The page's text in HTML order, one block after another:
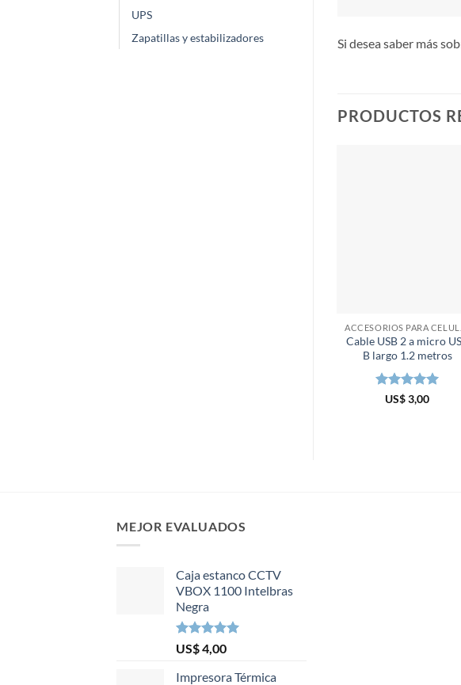
UPS
Zapatillas y estabilizadores
Si desea saber más
PRODUCTOS
Cable USB 2 a micro
B largo 1.2 metros
Valorado en
US$3,00
MEJOR EVALUADOS
Caja estanco CCTV
VBOX 1100 Intelbras
Negra
Valorado en
5.00
de 5
US$4,00
Impresora Térmica